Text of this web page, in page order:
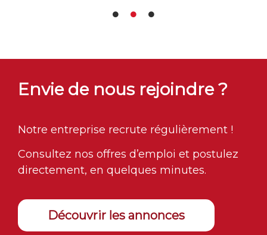
Envie de nous rejoindre ?
Notre entreprise recrute régulièrement !
Consultez nos offres d’emploi et postulez
directement, en quelques minutes.
Découvrir les annonces